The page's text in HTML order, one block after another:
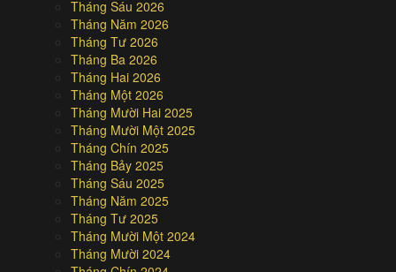
Tháng Sáu 2026
Tháng Năm 2026
Tháng Tư 2026
Tháng Ba 2026
Tháng Hai 2026
Tháng Một 2026
Tháng Mười Hai 2025
Tháng Mười Một 2025
Tháng Chín 2025
Tháng Bảy 2025
Tháng Sáu 2025
Tháng Năm 2025
Tháng Tư 2025
Tháng Mười Một 2024
Tháng Mười 2024